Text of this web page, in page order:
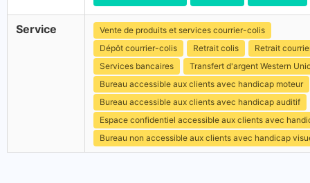
Service
Vente de produits et services courrier-colis
Dépôt courrier-colis
Retrait colis
Retrait
Services bancaires
Transfert d'argent Western
Bureau accessible aux clients avec handicap moteur
Bureau accessible aux clients avec handicap auditif
Espace confidentiel accessible aux clients avec
Bureau non accessible aux clients avec handicap